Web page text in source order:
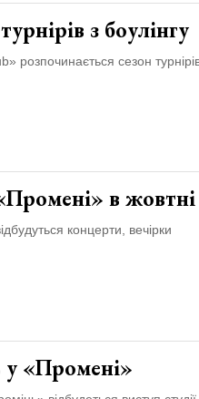
з боулінгу
розпочинається сезон
в жовтні
концерти, вечірки
у «Промені»